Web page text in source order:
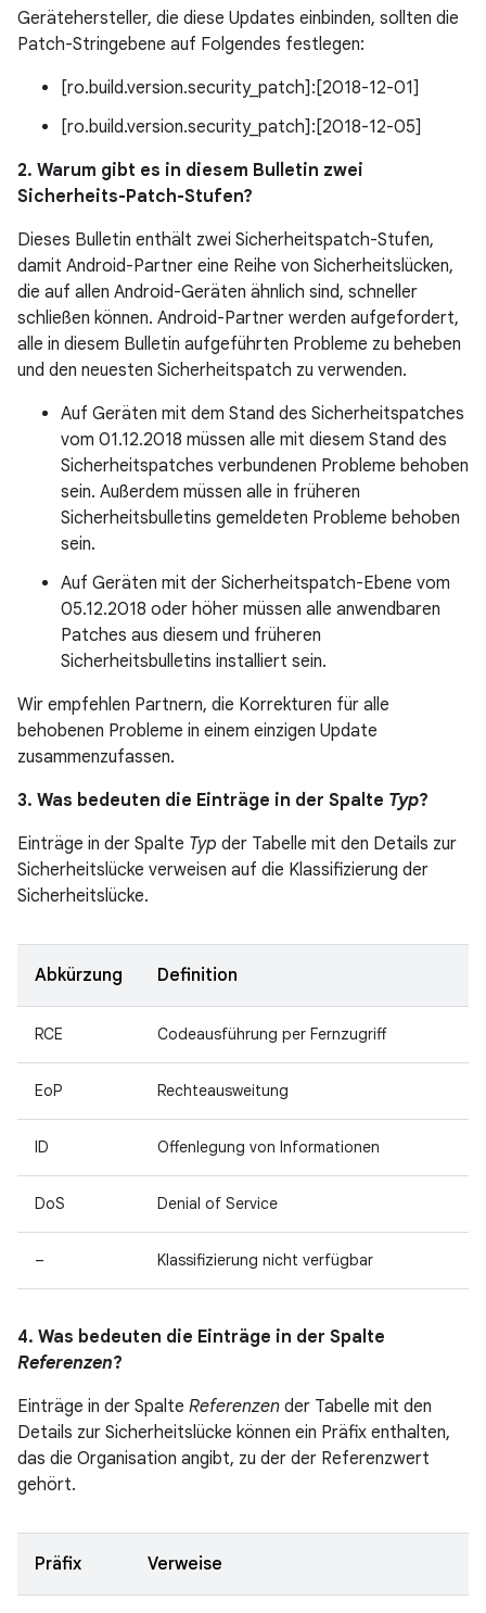
Gerätehersteller, die diese Updates einbinden, sollten die
Patch-Stringebene auf Folgendes festlegen:
[ro.build.version.security_patch]:[2018-12-01]
[ro.build.version.security_patch]:[2018-12-05]
2. Warum gibt es in diesem Bulletin zwei
Sicherheits-Patch-Stufen?
Dieses Bulletin enthält zwei Sicherheitspatch-Stufen,
damit Android-Partner eine Reihe von Sicherheitslücken,
die auf allen Android-Geräten ähnlich sind, schneller
schließen können. Android-Partner werden aufgefordert,
alle in diesem Bulletin aufgeführten Probleme zu beheben
und den neuesten Sicherheitspatch zu verwenden.
Auf Geräten mit dem Stand des Sicherheitspatches
vom 01.12.2018 müssen alle mit diesem Stand des
Sicherheitspatches verbundenen Probleme behoben
sein. Außerdem müssen alle in früheren
Sicherheitsbulletins gemeldeten Probleme behoben
sein.
Auf Geräten mit der Sicherheitspatch-Ebene vom
05.12.2018 oder höher müssen alle anwendbaren
Patches aus diesem und früheren
Sicherheitsbulletins installiert sein.
Wir empfehlen Partnern, die Korrekturen für alle
behobenen Probleme in einem einzigen Update
zusammenzufassen.
3. Was bedeuten die Einträge in der Spalte Typ?
Einträge in der Spalte Typ der Tabelle mit den Details zur
Sicherheitslücke verweisen auf die Klassifizierung der
Sicherheitslücke.
Abkürzung Definition
RCE Codeausführung per Fernzugriff
EoP Rechteausweitung
ID Offenlegung von Informationen
DoS Denial of Service
– Klassifizierung nicht verfügbar
4. Was bedeuten die Einträge in der Spalte
Referenzen?
Einträge in der Spalte Referenzen der Tabelle mit den
Details zur Sicherheitslücke können ein Präfix enthalten,
das die Organisation angibt, zu der der Referenzwert
gehört.
Präfix Verweise